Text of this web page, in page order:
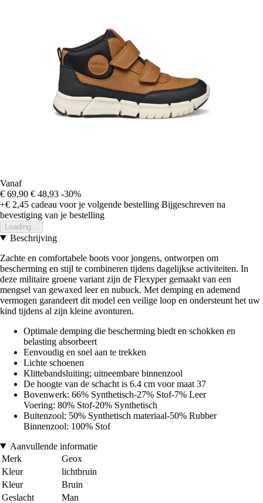
Vanaf
€ 69,90 € 48,93 -30%
+€ 2,45 cadeau voor je volgende bestelling Bijgeschreven na
bevestiging van je bestelling
Loading...
Beschrijving
Zachte en comfortabele boots voor jongens, ontworpen om
bescherming en stijl te combineren tijdens dagelijkse activiteiten. In
deze militaire groene variant zijn de Flexyper gemaakt van een
mengsel van gewaxed leer en nubuck. Met demping en ademend
vermogen garandeert dit model een veilige loop en ondersteunt het uw
kind tijdens al zijn kleine avonturen.
Optimale demping die bescherming biedt en schokken en
belasting absorbeert
Eenvoudig en snel aan te trekken
Lichte schoenen
Klittebandsluiting; uitneembare binnenzool
De hoogte van de schacht is 6.4 cm voor maat 37
Bovenwerk: 66% Synthetisch-27% Stof-7% Leer
Voering: 80% Stof-20% Synthetisch
Buitenzool: 50% Synthetisch materiaal-50% Rubber
Binnenzool: 100% Stof
Aanvullende informatie
Merk
Geox
Kleur
lichtbruin
Kleur
Bruin
Geslacht
Man